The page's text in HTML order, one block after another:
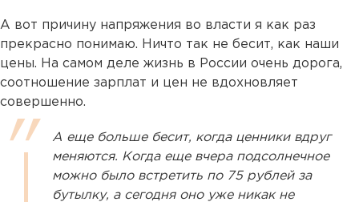
А вот причину напряжения во власти я как раз
прекрасно понимаю. Ничто так не бесит, как наши
цены. На самом деле жизнь в России очень дорога,
соотношение зарплат и цен не вдохновляет
совершенно.
А еще больше бесит, когда ценники вдруг
меняются. Когда еще вчера подсолнечное
можно было встретить по 75 рублей за
бутылку, а сегодня оно уже никак не